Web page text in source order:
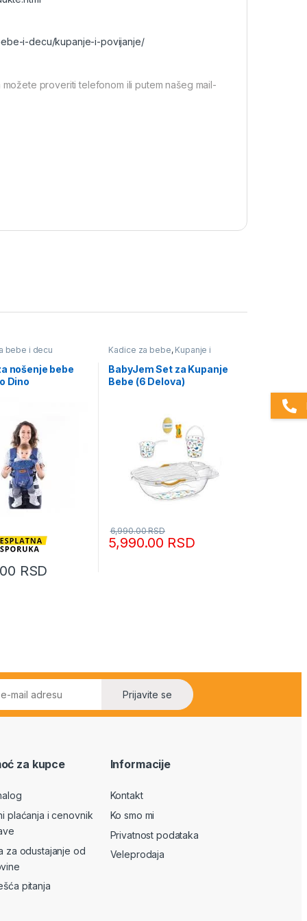
i-decu/kupanje-i-povijanje/
proveriti telefonom ili putem našeg mail-
bebe i decu
nošenje bebe
Dino
RSD
Kadice za bebe, Kupanje i
Oprema za bebe i
decu
BabyJem Set za Kupanje
Bebe (6 Delova)
5,990.00 RSD
6,990.00RSD
Prijavite se
za kupce
plaćanja i cenovnik
za odustajanje od
pitanja
Informacije
Kontakt
Ko smo mi
Privatnost podataka
Veleprodaja